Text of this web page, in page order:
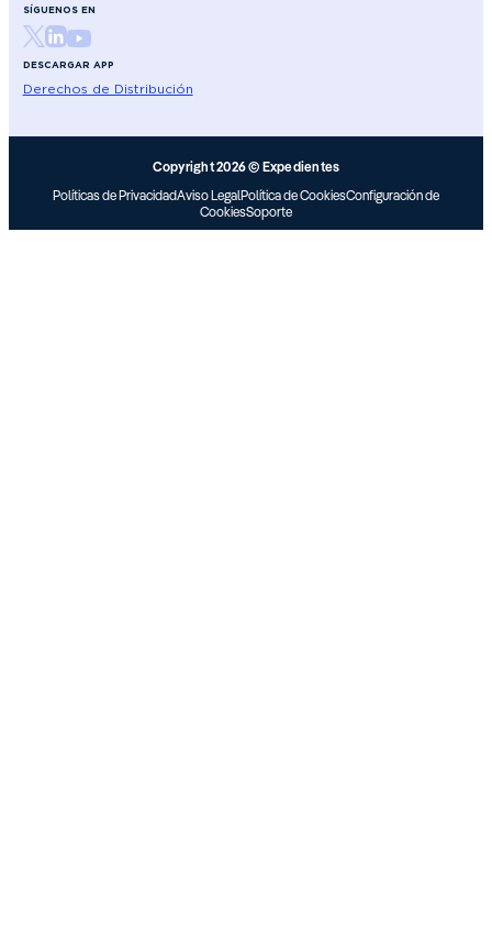
SÍGUENOS EN
DESCARGAR APP
Derechos de Distribución
Copyright 2026 © Expedientes
Políticas de PrivacidadAviso LegalPolítica de CookiesConfiguración de
CookiesSoporte